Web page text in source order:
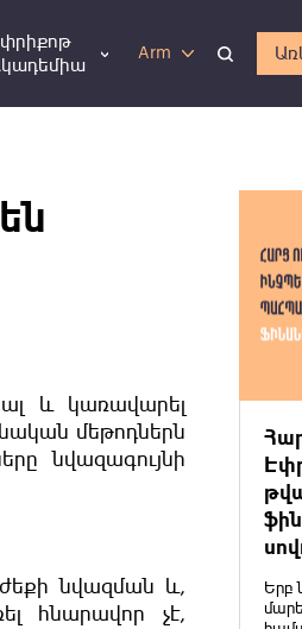
Arm
և կառավարել
մեթոդներն
նվազագույնի
նվազման և,
հնարավոր չէ,
Երբ